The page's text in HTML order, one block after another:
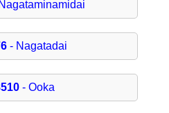
- Nagatadai
- Ooka